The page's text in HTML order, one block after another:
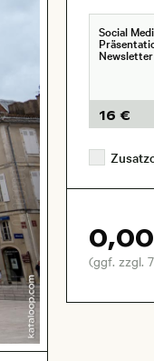
Social
Newsletter
16 €
(ggf. zzgl.